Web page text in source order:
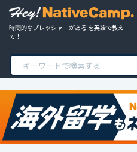
時間的なプレッシャーがある を英語で教え
て！